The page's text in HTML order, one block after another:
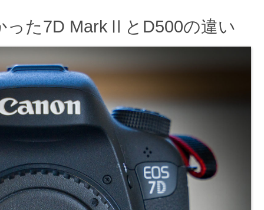
った7D MarkⅡとD500の違い